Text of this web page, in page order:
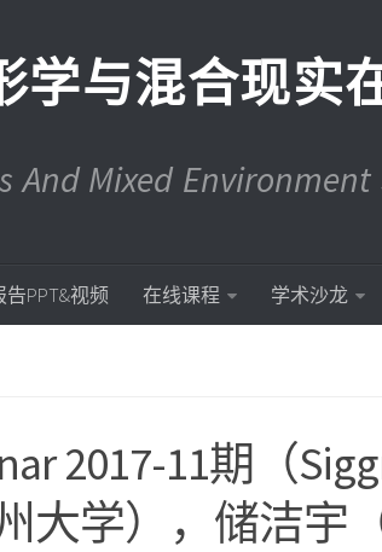
学与混合现实
And Mixed
PPT&视频 在线课程 学术沙龙
2017-11期（
大学），储洁宇